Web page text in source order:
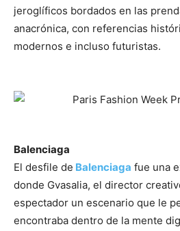
jeroglíficos bordados en las
anacrónica, con referencias
modernos e incluso futuristas.
Balenciaga
El desfile de Balenciaga fue una
donde Gvasalia, el director
espectador un escenario que le
encontraba dentro de la mente